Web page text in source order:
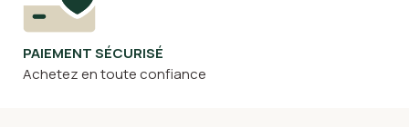
PAIEMENT SÉCURISÉ
Achetez en toute confiance